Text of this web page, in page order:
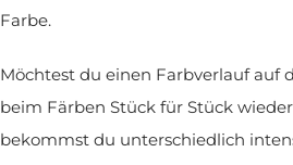
Farbe.
Möchtest du einen Farbverlauf auf
beim Färben Stück für Stück
bekommst du unterschiedlich